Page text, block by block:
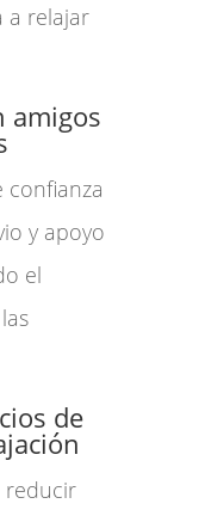
a relajar
amigos
confianza
y apoyo
el
de
reducir